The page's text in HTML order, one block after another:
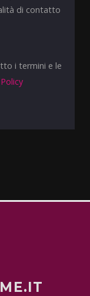
di contatto
i termini e le